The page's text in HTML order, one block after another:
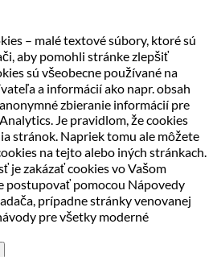
– malé textové súbory, ktoré sú
aby pomohli stránke zlepšiť
sú všeobecne používané na
a informácií ako napr. obsah
zbieranie informácií pre
Je pravidlom, že cookies
stránok. Napriek tomu ale môžete
na tejto alebo iných stránkach.
je zakázať cookies vo Vašom
postupovať pomocou Nápovedy
prípadne stránky venovanej
pre všetky moderné